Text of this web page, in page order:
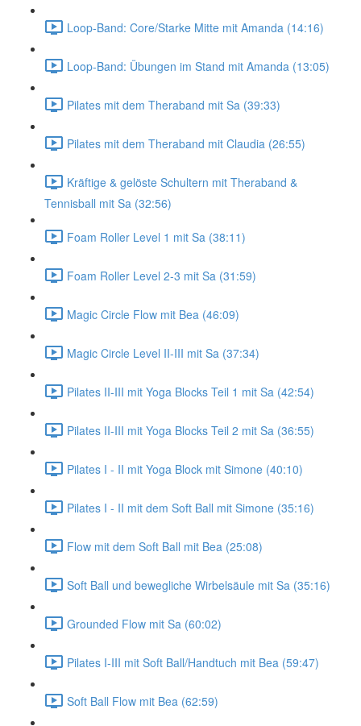
Loop-Band: Core/Starke Mitte mit Amanda (14:16)
Loop-Band: Übungen im Stand mit Amanda (13:05)
Pilates mit dem Theraband mit Sa (39:33)
Pilates mit dem Theraband mit Claudia (26:55)
Kräftige & gelöste Schultern mit Theraband &
Tennisball mit Sa (32:56)
Foam Roller Level 1 mit Sa (38:11)
Foam Roller Level 2-3 mit Sa (31:59)
Magic Circle Flow mit Bea (46:09)
Magic Circle Level II-III mit Sa (37:34)
Pilates II-III mit Yoga Blocks Teil 1 mit Sa (42:54)
Pilates II-III mit Yoga Blocks Teil 2 mit Sa (36:55)
Pilates I - II mit Yoga Block mit Simone (40:10)
Pilates I - II mit dem Soft Ball mit Simone (35:16)
Flow mit dem Soft Ball mit Bea (25:08)
Soft Ball und bewegliche Wirbelsäule mit Sa (35:16)
Grounded Flow mit Sa (60:02)
Pilates I-III mit Soft Ball/Handtuch mit Bea (59:47)
Soft Ball Flow mit Bea (62:59)